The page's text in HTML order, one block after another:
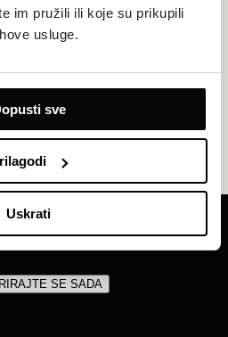
im pružili ili koje su prikupili
usluge.
sve
Uskrati
boravka. Besplatni Wi-Fi
kampa Amadria Park Camping
osigurali smo snažnu i sigurnu
sadržaje, streamajte ili radite
tim stoji vam na raspolaganju 24
tijekom boravka.
ponude i vijesti
SE SADA